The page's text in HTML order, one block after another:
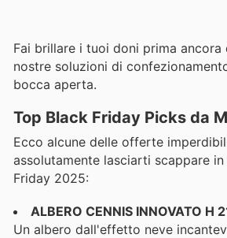
Fai brillare i tuoi doni prima
nostre soluzioni di
bocca aperta.
Top Black Friday Picks da
Ecco alcune delle offerte
assolutamente lasciarti scappare
Friday 2025:
ALBERO CENNIS INNOVATO H
Un albero dall'effetto neve